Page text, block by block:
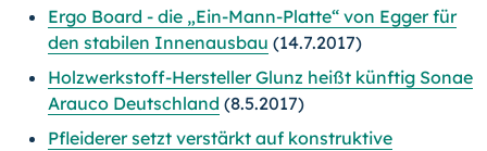
Ergo Board - die „Ein-Mann-Platte“ von Egger für
den stabilen Innenausbau (14.7.2017)
Holzwerkstoff-Hersteller Glunz heißt künftig Sonae
Arauco Deutschland (8.5.2017)
Pfleiderer setzt verstärkt auf konstruktive